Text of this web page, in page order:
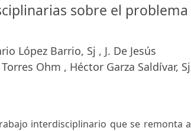
sobre el problema
López Barrio, Sj , J. De Jesús
Ohm , Héctor Garza Saldívar, Sj
interdisciplinario que se remonta a